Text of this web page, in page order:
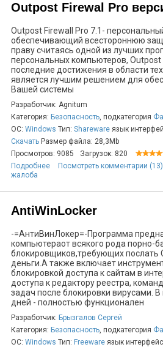
Outpost Firewal Pro
Outpost Firewall Pro 7.1-
обеспечивающий всестороннюю
праву считаясь одной из лучших
персональных компьютеров,
последние достижения в области
является лучшим решением для
Вашей системы
Разработчик: Agnitum
Категория: Безопасность, подкатегория
ОС: Windows Тип: Shareware язык
Скачать Размер файла: 28,3Mb
Просмотров: 9085
Загрузок: 820
Подробнее
Посмотреть комментарии (13)
жалоба
AntiWinLocker
-=АнтиВинЛокер=-Программа
компьютераот всякого рода порно-
блокировщиков,требующих послать
деньги.А также включает
блокировкой доступа к сайтам в
доступа к редактору реестра,
задач после блокировки вирусами.
дней - полностью функционален
Разработчик: Брызгалов Сергей
Категория: Безопасность, подкатегория
ОС: Windows Тип: Freeware язык